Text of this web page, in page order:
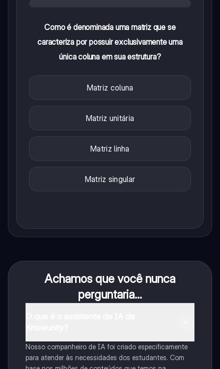
Como é denominada uma matriz que se
caracteriza por possuir exclusivamente uma
única coluna em sua estrutura?
Matriz coluna
Matriz unitária
Matriz linha
Matriz singular
Achamos que você nunca
perguntaria...
Nosso companheiro de IA foi criado especificamente
para atender às necessidades dos estudantes. Com